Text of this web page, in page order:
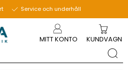
Service och underhåll
MITT KONTO KUNDVAGN